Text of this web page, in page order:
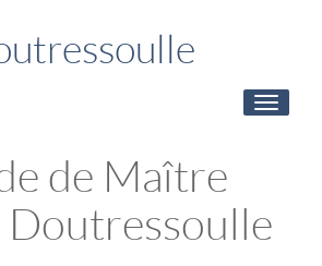
Toggle
de Maître
Doutressoulle